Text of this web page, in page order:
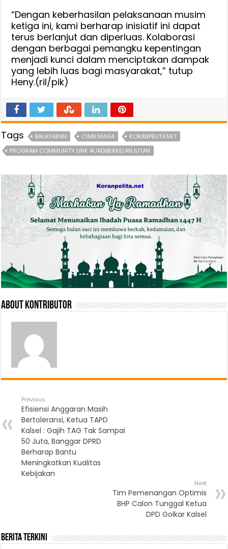
“Dengan keberhasilan pelaksanaan musim
ketiga ini, kami berharap inisiatif ini dapat
terus berlanjut dan diperluas. Kolaborasi
dengan berbagai pemangku kepentingan
menjadi kunci dalam menciptakan dampak
yang lebih luas bagi masyarakat,” tutup
Heny.(ril/pik)
Tags BALIKPAPAN CIMB NIAGA
KORANPELITA.NET
PROGRAM COMMUNITY LINK #JADIBERKELANJUTAN
About Kontributor
Previous
Efisiensi Anggaran Masih
Bertoleransi, Ketua TAPD
Kalsel : Gajih TAG Tak Sampai
50 Juta, Banggar DPRD
Berharap Bantu
Meningkatkan Kualitas
Kebijakan
Next
Tim Pemenangan Optimis
BHP Calon Tunggal Ketua
DPD Golkar Kalsel
Berita Terkini